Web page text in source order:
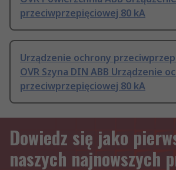
przeciwprzepięciowej 80 kA
Urządzenie ochrony
OVR Szyna DIN ABB Urządzenie
przeciwprzepięciowej 80 kA
Dowiedz się jako
naszych najnowszych